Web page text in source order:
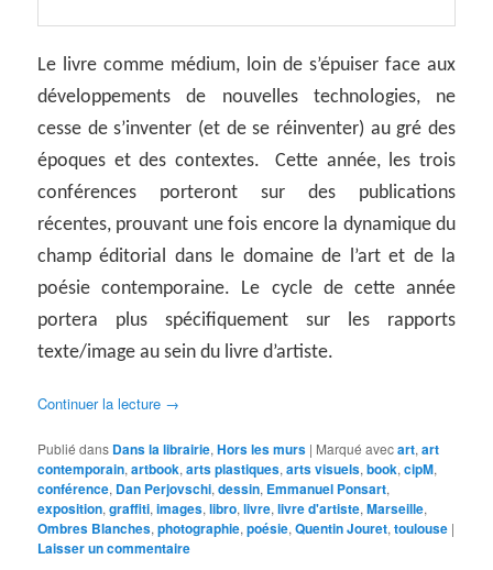
Le livre comme médium, loin de s’épuiser face aux
développements de nouvelles technologies, ne
cesse de s’inventer (et de se réinventer) au gré des
époques et des contextes. Cette année, les trois
conférences porteront sur des publications
récentes, prouvant une fois encore la dynamique du
champ éditorial dans le domaine de l’art et de la
poésie contemporaine. Le cycle de cette année
portera plus spécifiquement sur les rapports
texte/image au sein du livre d’artiste.
Continuer la lecture →
Publié dans Dans la librairie,Hors les murs | Marqué avecart,art
contemporain,artbook,arts plastiques,arts visuels,book,cipM,
conférence, Dan Perjovschi,dessin, Emmanuel Ponsart,
exposition,graffiti,images,libro,livre,livre d'artiste,Marseille,
Ombres Blanches,photographie,poésie,Quentin Jouret,toulouse |
Laisser un commentaire